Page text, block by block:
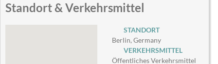
Standort & Verkehrsmittel
STANDORT
Berlin, Germany
VERKEHRSMITTEL
Öffentliches Verkehrsmittel